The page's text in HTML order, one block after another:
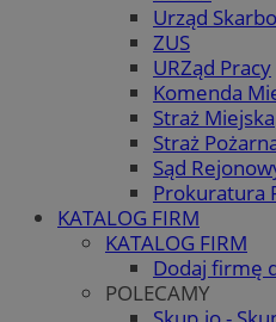
Urząd
ZUS
URZąd Pracy
Komenda
Straż Miejska
Straż
Sąd
Prokuratura
KATALOG FIRM
KATALOG FIRM
Dodaj firmę
POLECAMY